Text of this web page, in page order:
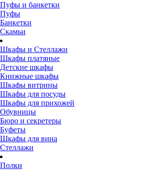
Пуфы и банкетки
Пуфы
Банкетки
Скамьи
Шкафы и Стеллажи
Шкафы платяные
Детские шкафы
Книжные шкафы
Шкафы витрины
Шкафы для посуды
Шкафы для прихожей
Обувницы
Бюро и секретеры
Буфеты
Шкафы для вина
Стеллажи
Полки